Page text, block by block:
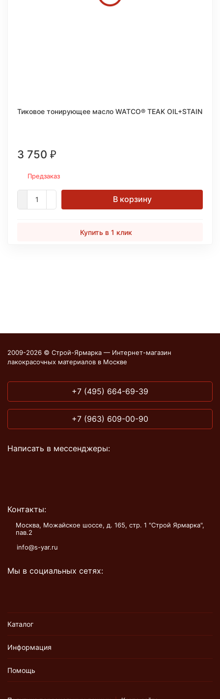
Тиковое тонирующее масло WATCO® TEAK OIL+STAIN
3 750 ₽
Предзаказ
В корзину
Купить в 1 клик
2009-2026 © Строй-Ярмарка — Интернет-магазин
лакокрасочных материалов в Москве
+7 (495) 664-69-39
+7 (963) 609-00-90
Написать в мессенджеры:
Контакты:
Москва, Можайское шоссе, д. 165, стр. 1 "Строй Ярмарка",
пав.2
info@s-yar.ru
Мы в социальных сетях:
Каталог
Информация
Помощь